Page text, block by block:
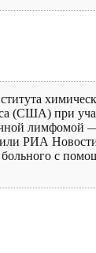
(США) при
лимфомой
РИА
с